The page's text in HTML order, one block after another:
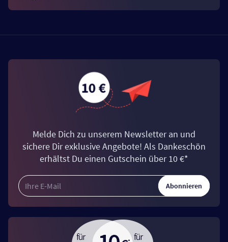
Melde Dich zu unserem Newsletter an und
sichere Dir exklusive Angebote! Als Dankeschön
erhältst Du einen Gutschein über 10 €*
Abonnieren